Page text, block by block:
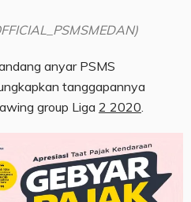
anyar PSMS
tanggapannya
group Liga 2 2020